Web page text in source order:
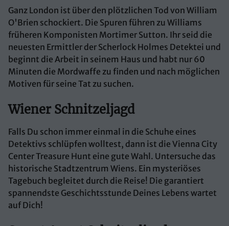
Ganz London ist über den plötzlichen Tod von William
O'Brien schockiert. Die Spuren führen zu Williams
früheren Komponisten Mortimer Sutton. Ihr seid die
neuesten Ermittler der Scherlock Holmes Detektei und
beginnt die Arbeit in seinem Haus und habt nur 60
Minuten die Mordwaffe zu finden und nach möglichen
Motiven für seine Tat zu suchen.
Wiener Schnitzeljagd
Falls Du schon immer einmal in die Schuhe eines
Detektivs schlüpfen wolltest, dann ist die Vienna City
Center Treasure Hunt eine gute Wahl. Untersuche das
historische Stadtzentrum Wiens. Ein mysteriöses
Tagebuch begleitet durch die Reise! Die garantiert
spannendste Geschichtsstunde Deines Lebens wartet
auf Dich!